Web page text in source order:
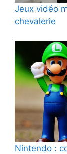
Jeux vidéo
chevalerie
Nintendo :